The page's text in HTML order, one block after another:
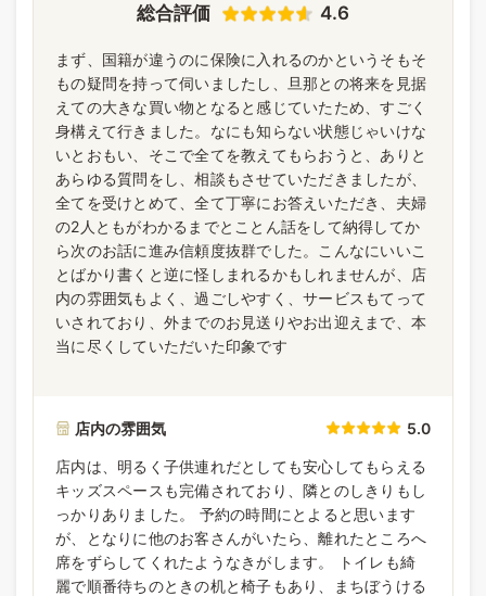
総合評価 4.6
まず、国籍が違うのに保険に入れるのかというそもそ
もの疑問を持って伺いましたし、旦那との将来を見据
えての大きな買い物となると感じていたため、すごく
身構えて行きました。なにも知らない状態じゃいけな
いとおもい、そこで全てを教えてもらおうと、ありと
あらゆる質問をし、相談もさせていただきましたが、
全てを受けとめて、全て丁寧にお答えいただき、夫婦
の2人ともがわかるまでとことん話をして納得してか
ら次のお話に進み信頼度抜群でした。こんなにいいこ
とばかり書くと逆に怪しまれるかもしれませんが、店
内の雰囲気もよく、過ごしやすく、サービスもてって
いされており、外までのお見送りやお出迎えまで、本
当に尽くしていただいた印象です
店内の雰囲気 5.0
店内は、明るく子供連れだとしても安心してもらえる
キッズスペースも完備されており、隣とのしきりもし
っかりありました。 予約の時間にとよると思います
が、となりに他のお客さんがいたら、離れたところへ
席をずらしてくれたようなきがします。 トイレも綺
麗で順番待ちのときの机と椅子もあり、まちぼうける